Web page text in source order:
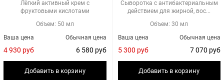
Лёгкий активный крем с
фруктовыми кислотами
Объем: 50 мл
Обычная цена
6 580 руб
Ваша цена
4 930 руб
Добавить в корзину
Сыворотка с антибактериальным
действием для жирной, вос...
Объем: 30 мл
Обычная цена
7 070 руб
Ваша цена
5 300 руб
Добавить в корзину